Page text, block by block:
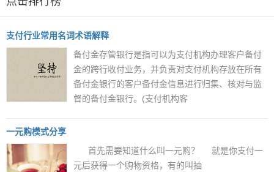
支付行业常用名词术语解释
备付金存管银行是指可以为支付机构办理客户备付
金的跨行收付业务，并负责对支付机构存放在所有
备付金银行的客户备付金信息进行归集、核对与监
督的备付金银行。(支付机构客
一元购模式分享
首先需要知道什么叫一元购？ 就是你支付一
元后获得一个购物资格，有的叫抽